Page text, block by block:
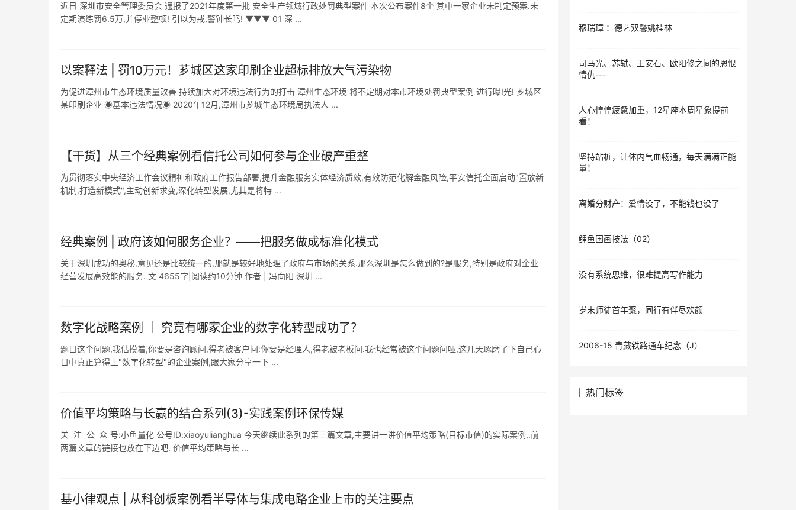
近日 深圳市安全管理委员会 通报了2021年度第一批 安全生产领域行政处罚典型案件 本次公布案件8个 其中一家企业未制定预案.未
定期演练罚6.5万,并停业整顿! 引以为戒,警钟长鸣! ▼▼▼ 01 深 ...
以案释法 | 罚10万元！芗城区这家印刷企业超标排放大气污染物
为促进漳州市生态环境质量改善 持续加大对环境违法行为的打击 漳州生态环境 将不定期对本市环境处罚典型案例 进行曝!光! 芗城区
某印刷企业 ◉基本违法情况◉ 2020年12月,漳州市芗城生态环境局执法人 ...
【干货】从三个经典案例看信托公司如何参与企业破产重整
为贯彻落实中央经济工作会议精神和政府工作报告部署,提升金融服务实体经济质效,有效防范化解金融风险,平安信托全面启动"置放新
机制,打造新模式",主动创新求变,深化转型发展,尤其是将特 ...
经典案例 | 政府该如何服务企业？——把服务做成标准化模式
关于深圳成功的奥秘,意见还是比较统一的,那就是较好地处理了政府与市场的关系.那么深圳是怎么做到的?是服务,特别是政府对企业
经营发展高效能的服务. 文 4655字|阅读约10分钟 作者 | 冯向阳 深圳 ...
数字化战略案例 ｜ 究竟有哪家企业的数字化转型成功了？
题目这个问题,我估摸着,你要是咨询顾问,得老被客户问:你要是经理人,得老被老板问.我也经常被这个问题问哑,这几天琢磨了下自己心
目中真正算得上"数字化转型"的企业案例,跟大家分享一下 ...
价值平均策略与长赢的结合系列(3)-实践案例环保传媒
关 注 公 众 号:小鱼量化 公号ID:xiaoyulianghua 今天继续此系列的第三篇文章,主要讲一讲价值平均策略(目标市值)的实际案例,.前
两篇文章的链接也放在下边吧. 价值平均策略与长 ...
基小律观点 | 从科创板案例看半导体与集成电路企业上市的关注要点
穆瑞璋 ：德艺双馨姚桂林
司马光、苏轼、王安石、欧阳修之间的恩恨
情仇---
人心惶惶疲惫加重，12星座本周星象提前
看！
坚持站桩，让体内气血畅通，每天满满正能
量！
离婚分财产：爱情没了，不能钱也没了
鲤鱼国画技法（02）
没有系统思维，很难提高写作能力
岁末师徒首年聚，同行有伴尽欢颜
2006-15 青藏铁路通车纪念（J）
热门标签